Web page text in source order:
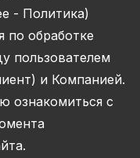
- Политика)
по обработке
пользователем
и Компанией.
ознакомиться с